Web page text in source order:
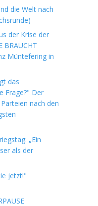
die Welt nach
der Krise der
BRAUCHT
Müntefering in
das
Frage?" Der
nach den
„Ein
als der
jetzt!"